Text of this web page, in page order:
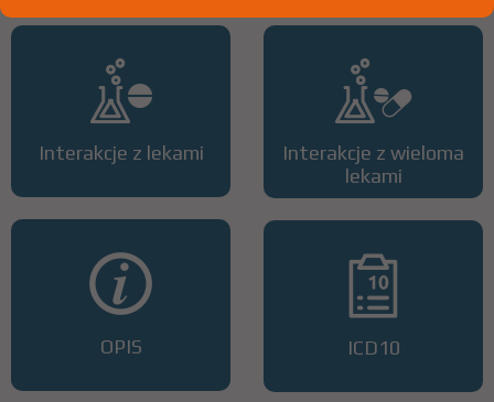
Interakcje z lekami
OPIS
Interakcje z wieloma
lekami
ICD10